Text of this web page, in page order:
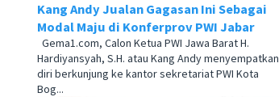
Kang Andy Jualan Gagasan Ini Sebagai
Modal Maju di Konferprov PWI Jabar
Gema1.com, Calon Ketua PWI Jawa Barat H.
Hardiyansyah, S.H. atau Kang Andy menyempatkan
diri berkunjung ke kantor sekretariat PWI Kota
Bog...